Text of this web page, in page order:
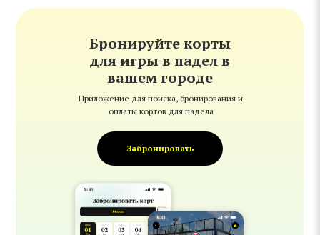
Бронируйте корты
для игры в падел в
вашем городе
Приложение для поиска, бронирования и
оплаты кортов для падела
Забронировать